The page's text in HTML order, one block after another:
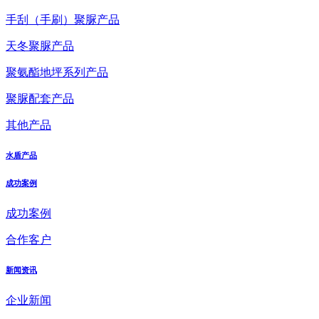
手刮（手刷）聚脲产品
天冬聚脲产品
聚氨酯地坪系列产品
聚脲配套产品
其他产品
水盾产品
成功案例
成功案例
合作客户
新闻资讯
企业新闻